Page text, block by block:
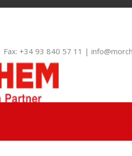
+34 93 840 57 11 |